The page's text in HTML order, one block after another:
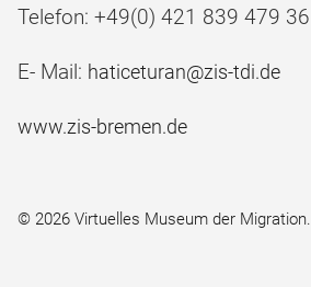
Telefon: +49(0) 421 839 479 36
E- Mail: haticeturan@zis-tdi.de
www.zis-bremen.de
© 2026 Virtuelles Museum der Migration.